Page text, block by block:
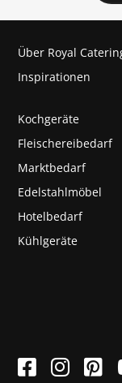
Über Royal
Inspirationen
Kochgeräte
Fleischereibedarf
Marktbedarf
Edelstahlmöbel
Hotelbedarf
Kühlgeräte